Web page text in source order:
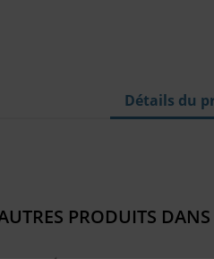
Détails du
PRODUITS